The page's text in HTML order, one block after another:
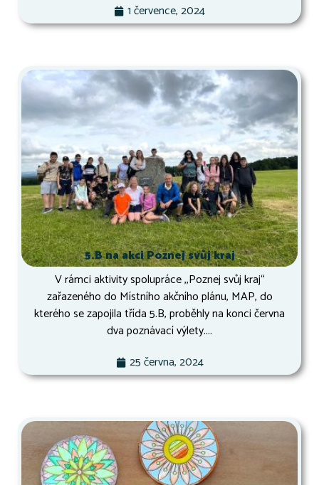
1 července, 2024
5.B na akci Poznej svůj kraj
V rámci aktivity spolupráce ,,Poznej svůj kraj“
zařazeného do Místního akčního plánu, MAP, do
kterého se zapojila třída 5.B, proběhly na konci června
dva poznávací výlety....
25 června, 2024